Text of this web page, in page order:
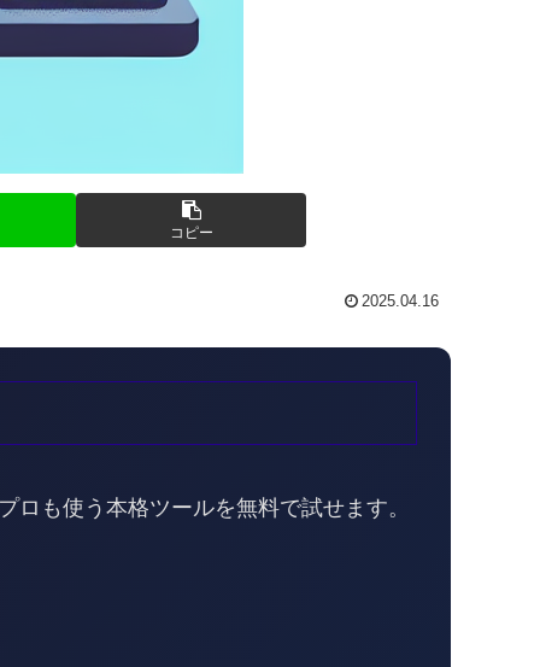
コピー
2025.04.16
ロも使う本格ツールを無料で試せます。